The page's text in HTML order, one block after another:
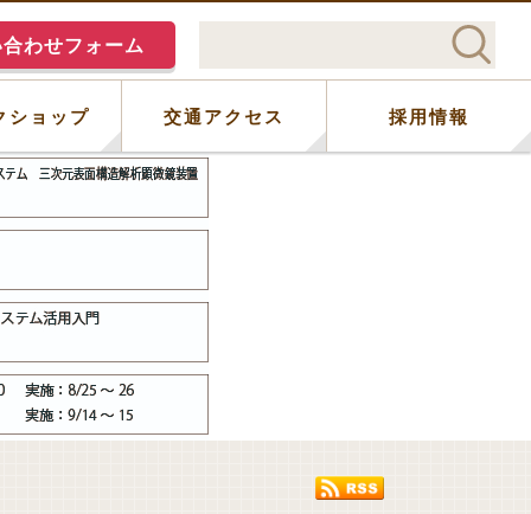
ショップ 交通アクセス 採用情報
わせフォーム